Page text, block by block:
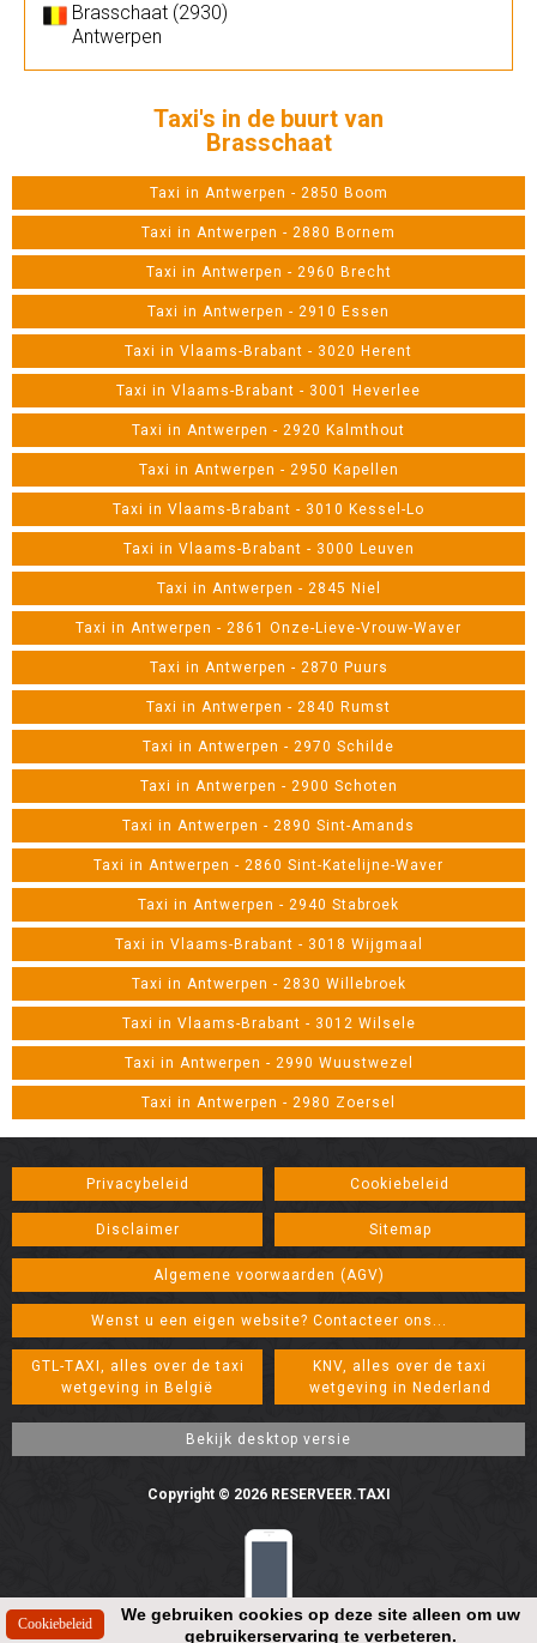
We gebruiken cookies op deze site alleen om uw
gebruikerservaring te verbeteren.
Brasschaat (2930)
Antwerpen
Taxi's in de buurt van
Brasschaat
Taxi in Antwerpen - 2850 Boom
Taxi in Antwerpen - 2880 Bornem
Taxi in Antwerpen - 2960 Brecht
Taxi in Antwerpen - 2910 Essen
Taxi in Vlaams-Brabant - 3020 Herent
Taxi in Vlaams-Brabant - 3001 Heverlee
Taxi in Antwerpen - 2920 Kalmthout
Taxi in Antwerpen - 2950 Kapellen
Taxi in Vlaams-Brabant - 3010 Kessel-Lo
Taxi in Vlaams-Brabant - 3000 Leuven
Taxi in Antwerpen - 2845 Niel
Taxi in Antwerpen - 2861 Onze-Lieve-Vrouw-Waver
Taxi in Antwerpen - 2870 Puurs
Taxi in Antwerpen - 2840 Rumst
Taxi in Antwerpen - 2970 Schilde
Taxi in Antwerpen - 2900 Schoten
Taxi in Antwerpen - 2890 Sint-Amands
Taxi in Antwerpen - 2860 Sint-Katelijne-Waver
Taxi in Antwerpen - 2940 Stabroek
Taxi in Vlaams-Brabant - 3018 Wijgmaal
Taxi in Antwerpen - 2830 Willebroek
Taxi in Vlaams-Brabant - 3012 Wilsele
Taxi in Antwerpen - 2990 Wuustwezel
Taxi in Antwerpen - 2980 Zoersel
Privacybeleid Cookiebeleid
Disclaimer Sitemap
Algemene voorwaarden (AGV)
Wenst u een eigen website? Contacteer ons...
GTL-TAXI, alles over de taxi
wetgeving in België
KNV, alles over de taxi
wetgeving in Nederland
Copyright © 2026 RESERVEER.TAXI
Resolution: 448*896